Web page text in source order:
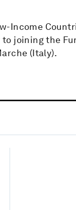
Income
joining the
(Italy).